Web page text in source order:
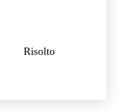
Risolto